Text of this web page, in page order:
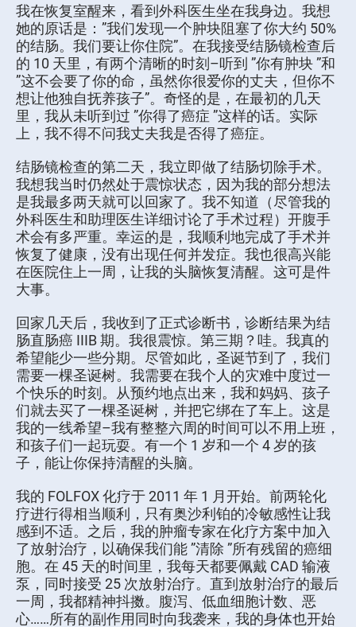
我在恢复室醒来，看到外科医生坐在我身边。我想
她的原话是：”我们发现一个肿块阻塞了你大约 50%
的结肠。我们要让你住院”。在我接受结肠镜检查后
的 10 天里，有两个清晰的时刻–听到 ”你有肿块 ”和
”这不会要了你的命，虽然你很爱你的丈夫，但你不
想让他独自抚养孩子”。奇怪的是，在最初的几天
里，我从未听到过 ”你得了癌症 ”这样的话。实际
上，我不得不问我丈夫我是否得了癌症。
结肠镜检查的第二天，我立即做了结肠切除手术。
我想我当时仍然处于震惊状态，因为我的部分想法
是我最多两天就可以回家了。我不知道（尽管我的
外科医生和助理医生详细讨论了手术过程）开腹手
术会有多严重。幸运的是，我顺利地完成了手术并
恢复了健康，没有出现任何并发症。我也很高兴能
在医院住上一周，让我的头脑恢复清醒。这可是件
大事。
回家几天后，我收到了正式诊断书，诊断结果为结
肠直肠癌 IIIB 期。我很震惊。第三期？哇。我真的
希望能少一些分期。尽管如此，圣诞节到了，我们
需要一棵圣诞树。我需要在我个人的灾难中度过一
个快乐的时刻。从预约地点出来，我和妈妈、孩子
们就去买了一棵圣诞树，并把它绑在了车上。这是
我的一线希望–我有整整六周的时间可以不用上班，
和孩子们一起玩耍。有一个 1 岁和一个 4 岁的孩
子，能让你保持清醒的头脑。
我的 FOLFOX 化疗于 2011 年 1 月开始。前两轮化
疗进行得相当顺利，只有奥沙利铂的冷敏感性让我
感到不适。之后，我的肿瘤专家在化疗方案中加入
了放射治疗，以确保我们能 ”清除 ”所有残留的癌细
胞。在 45 天的时间里，我每天都要佩戴 CAD 输液
泵，同时接受 25 次放射治疗。直到放射治疗的最后
一周，我都精神抖擞。腹泻、低血细胞计数、恶
心……所有的副作用同时向我袭来，我的身体也开始